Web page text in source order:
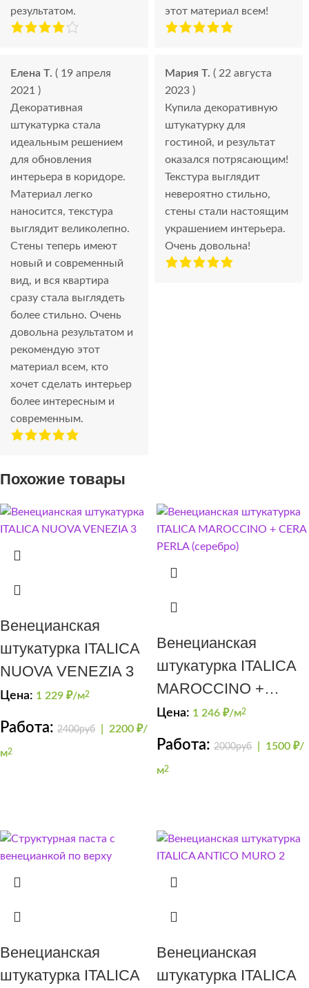
результатом.
Елена Т. ( 19 апреля
2021 )
Декоративная
штукатурка стала
идеальным решением
для обновления
интерьера в коридоре.
Материал легко
наносится, текстура
выглядит великолепно.
Стены теперь имеют
новый и современный
вид, и вся квартира
сразу стала выглядеть
более стильно. Очень
довольна результатом и
рекомендую этот
материал всем, кто
хочет сделать интерьер
более интересным и
современным.
этот материал всем!
Мария Т. ( 22 августа
2023 )
Купила декоративную
штукатурку для
гостиной, и результат
оказался потрясающим!
Текстура выглядит
невероятно стильно,
стены стали настоящим
украшением интерьера.
Очень довольна!
Похожие товары
Венецианская
штукатурка ITALICA
NUOVA VENEZIA 3
Цена: 1 229 ₽/м2
Работа: 2400руб 2200 ₽/
м2
Венецианская
штукатурка ITALICA
MAROCCINO +
CERA PERLA
(серебро)
Цена: 1 246 ₽/м2
Работа: 2000руб 1500 ₽/
м2
Венецианская
штукатурка ITALICA
Венецианская
штукатурка ITALICA